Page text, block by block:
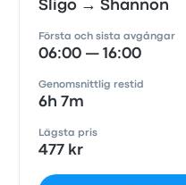
Sligo → Shannon
Första och sista avgångar
06:00 — 16:00
Genomsnittlig restid
6h 7m
Lägsta pris
477 kr